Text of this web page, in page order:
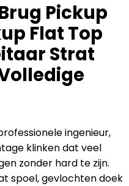
Pickup
Flat Top
Strat
ingenieur,
klinken dat veel
zonder hard te zijn.
spoel, gevlochten doek